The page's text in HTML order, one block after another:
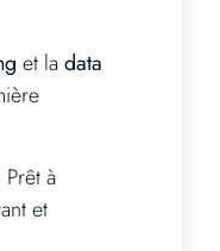
et ladata
à
et